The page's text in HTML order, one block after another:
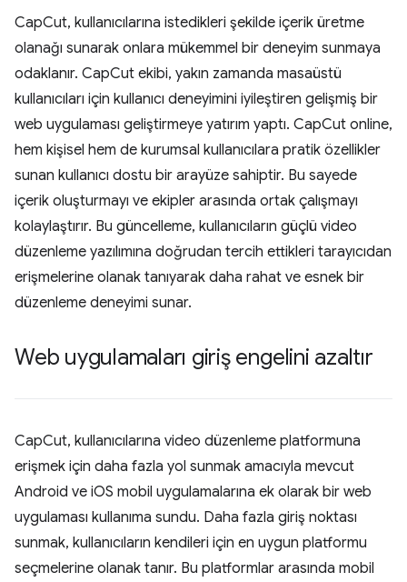
CapCut, kullanıcılarına istedikleri şekilde içerik üretme
olanağı sunarak onlara mükemmel bir deneyim sunmaya
odaklanır. CapCut ekibi, yakın zamanda masaüstü
kullanıcıları için kullanıcı deneyimini iyileştiren gelişmiş bir
web uygulaması geliştirmeye yatırım yaptı. CapCut online,
hem kişisel hem de kurumsal kullanıcılara pratik özellikler
sunan kullanıcı dostu bir arayüze sahiptir. Bu sayede
içerik oluşturmayı ve ekipler arasında ortak çalışmayı
kolaylaştırır. Bu güncelleme, kullanıcıların güçlü video
düzenleme yazılımına doğrudan tercih ettikleri tarayıcıdan
erişmelerine olanak tanıyarak daha rahat ve esnek bir
düzenleme deneyimi sunar.
Web uygulamaları giriş engelini azaltır
CapCut, kullanıcılarına video düzenleme platformuna
erişmek için daha fazla yol sunmak amacıyla mevcut
Android ve iOS mobil uygulamalarına ek olarak bir web
uygulaması kullanıma sundu. Daha fazla giriş noktası
sunmak, kullanıcıların kendileri için en uygun platformu
seçmelerine olanak tanır. Bu platformlar arasında mobil